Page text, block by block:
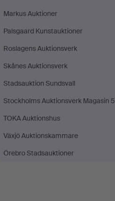
Markus Auktioner
Palsgaard Kunstauktioner
Roslagens Auktionsverk
Skånes Auktionsverk
Stadsauktion Sundsvall
Stockholms Auktionsverk Magasin 5
TOKA Auktionshus
Växjö Auktionskammare
Örebro Stadsauktioner